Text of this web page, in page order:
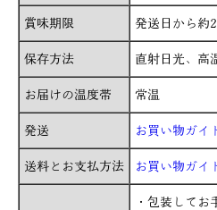
賞味期限 発送日から約
保存方法 直射日光、高
お届けの温度帯 常温
発送 お買い物ガイ
送料とお支払方法 お買い物ガイ
・包装して